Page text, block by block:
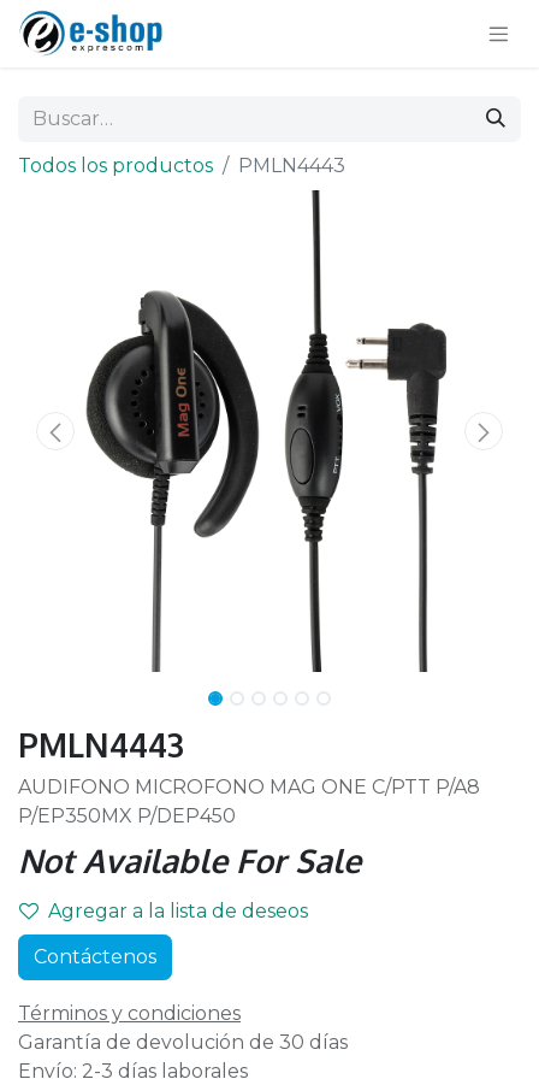
Todos los productos PMLN4443
PMLN4443
AUDIFONO MICROFONO MAG ONE C/PTT P/A8
P/EP350MX P/DEP450
Not Available For Sale
Agregar a la lista de deseos
Contáctenos
Términos y condiciones
Garantía de devolución de 30 días
Envío: 2-3 días laborales